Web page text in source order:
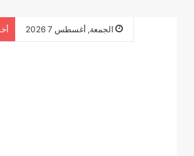
الجمعة, أغسطس 7 2026